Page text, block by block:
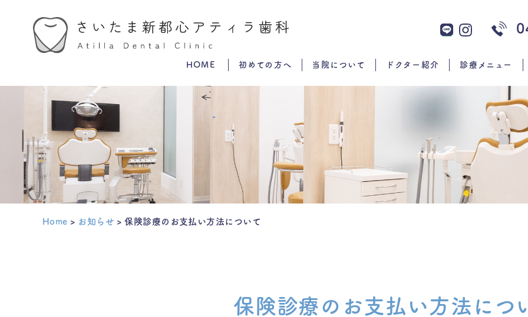
HOME 初めての方へ 当院について ドクター紹介 診療メニュー
Home > お知らせ>保険診療の お支払い方法 について
保険診療の お支払い方法 につ